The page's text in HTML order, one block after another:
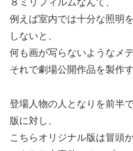
８ミリフィルムなんて、
例えば室内では十分な照明
しないと、
何も画が写らないようなメ
それで劇場公開作品を製作
登場人物の人となりを前半
版に対し、
こちらオリジナル版は冒頭